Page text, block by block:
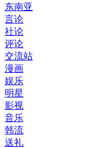
东南亚
言论
社论
评论
交流站
漫画
娱乐
明星
影视
音乐
韩流
送礼